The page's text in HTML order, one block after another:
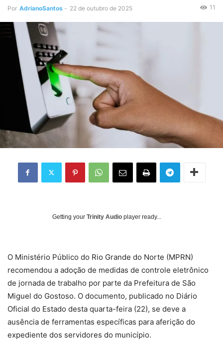
Por AdrianoSantos - 22 de outubro de 2025 11
Getting your Trinity Audio player ready...
O Ministério Público do Rio Grande do Norte (MPRN)
recomendou a adoção de medidas de controle eletrônico
de jornada de trabalho por parte da Prefeitura de São
Miguel do Gostoso. O documento, publicado no Diário
Oficial do Estado desta quarta-feira (22), se deve a
ausência de ferramentas específicas para aferição do
expediente dos servidores do município.